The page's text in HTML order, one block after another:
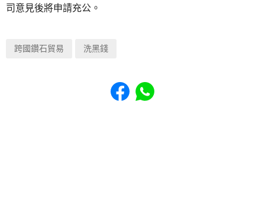
司意見後將申請充公。
跨國鑽石貿易 洗黑錢
Share to Facebook
Share to WhatsApp